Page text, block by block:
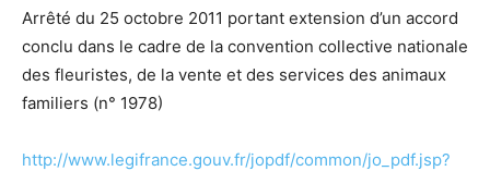
Arrêté du 25 octobre 2011 portant extension d’un accord
conclu dans le cadre de la convention collective nationale
des fleuristes, de la vente et des services des animaux
familiers (n° 1978)
http://www.legifrance.gouv.fr/jopdf/common/jo_pdf.jsp?